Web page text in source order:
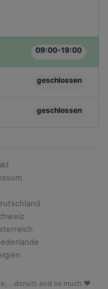
09:00-19:00
geschlossen
geschlossen
.. donuts and so much ♥